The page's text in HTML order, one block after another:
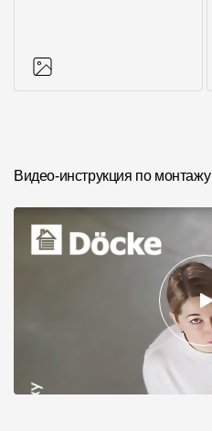
Видео-инструкция по монтажу